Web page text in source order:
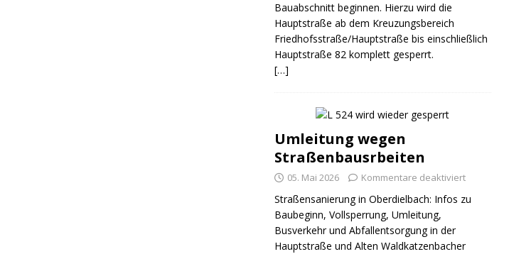
Bauabschnitt beginnen. Hierzu wird die
Hauptstraße ab dem Kreuzungsbereich
Friedhofsstraße/Hauptstraße bis einschließlich
Hauptstraße 82 komplett gesperrt.
[…]
Umleitung wegen
Straßenbausrbeiten
05. Mai 2026 Kommentare deaktiviert
Straßensanierung in Oberdielbach: Infos zu
Baubeginn, Vollsperrung, Umleitung,
Busverkehr und Abfallentsorgung in der
Hauptstraße und Alten Waldkatzenbacher